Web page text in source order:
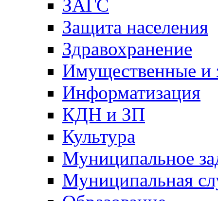
ЗАГС
Защита населения
Здравохранение
Имущественные и
Информатизация
КДН и ЗП
Культура
Муниципальное
Муниципальная